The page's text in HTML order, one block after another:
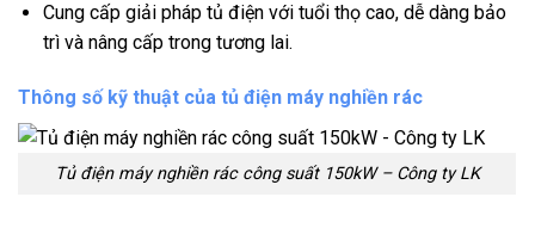
Cung cấp giải pháp tủ điện với tuổi thọ cao, dễ dàng bảo
trì và nâng cấp trong tương lai.
Thông số kỹ thuật của tủ điện máy nghiền rác
Tủ điện máy nghiền rác công suất 150kW – Công ty LK